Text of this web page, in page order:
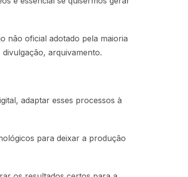
não oficial adotado pela maioria
arquivamento.
adaptar esses processos à
para deixar a produção